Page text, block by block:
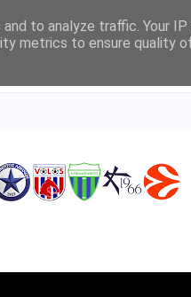
to analyze traffic. Your
metrics to ensure quality